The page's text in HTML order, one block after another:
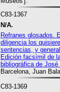
C83-1367
N/A.
Refranes glosados.
diligencia los
sentencias, y
Edición facsímil de
bibliográfica de
Barcelona, Juan
C83-1369